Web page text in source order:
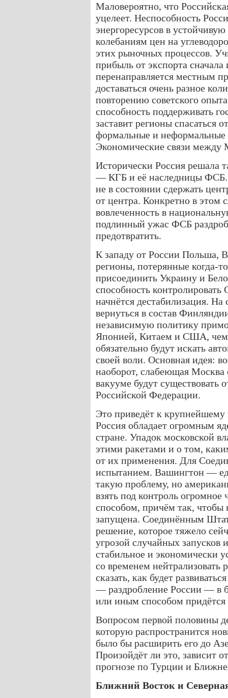
Маловероятно, что
уцелеет. Неспособность
энергоресурсов в
колебаниям цен на
этих рыночных процессов.
прибыль от экспорта
перенаправляется местным
доставаться очень разное
повторению советского
способность поддерживать
заставит регионы спасаться
формальные и неформальные
Экономические связи между
Исторически Россия решала
— КГБ и её наследницы ФСБ.
не в состоянии сдержать
от центра. Конкретно в этом
вовлеченность в
подлинный ужас ФСБ
предотвратить.
К западу от России Польша,
регионы, потерянные когда-
присоединить Украину и
способность
начнётся дестабилизация. На
вернуться в состав
независимую политику
Японией, Китаем и США, чем
обязательно будут искать
своей воли. Основная идея:
наоборот, слабеющая Москва
вакууме будут
Российской Федерации.
Это приведёт к крупнейшему
Россия обладает огромным
стране. Упадок московской
этими ракетами и о том,
от их применения. Для
испытанием. Вашингтон —
такую проблему, но
взять под контроль
способом, причём так, чтобы
запущена. Соединённым
решение, которое тяжело
угрозой случайных запусков
стабильное и экономически
со временем
сказать, как будет
— раздробление России — в
или иным способом придётся
Вопросом первой половины
которую распространится
было бы расширить его до
Произойдёт ли это, зависит
прогнозе по Турции и
Ближний Восток и